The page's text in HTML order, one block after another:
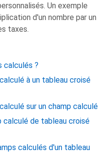
Un exemple
d'un nombre par un
taxes.
calculés ?
à un tableau croisé
sur un champ calculé
calculé de tableau croisé
calculés d'un tableau